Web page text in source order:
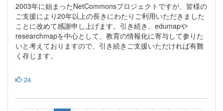
2003年に始まったNetCommonsプロジェクトですが、皆様の
ご支援により20年以上の長きにわたりご利用いただきました
ことに改めて感謝申し上げます。引き続き、edumapや
researchmapを中心として、教育の情報化に寄与して参りた
いと考えておりますので、引き続きご支援いただければ有難
く存じます。
24